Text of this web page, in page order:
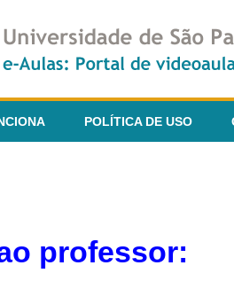
POLÍTICA DE USO
professor: